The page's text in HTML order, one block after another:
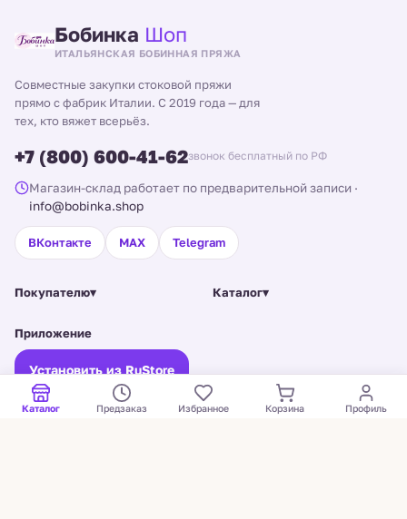
Бобинка Шоп
ИТАЛЬЯНСКАЯ БОБИННАЯ ПРЯЖА
Совместные закупки стоковой пряжи
прямо с фабрик Италии. С 2019 года — для
тех, кто вяжет всерьёз.
+7 (800) 600-41-62звонок бесплатный по РФ
Магазин-склад работает по предварительной записи ·
info@bobinka.shop
ВКонтакте MAX Telegram
Покупателю▾ Каталог▾
Приложение
Установить из RuStore
Старая версия сайта →
Каталог Предзаказ Избранное Корзина Профиль